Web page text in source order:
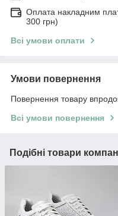
Оплата накладним
300 грн)
Всі умови оплати
Умови повернення
Повернення товару
Всі умови повернення
Подібні товари